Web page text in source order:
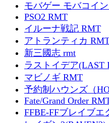
モバゲー モバコイ
PSO2 RMT
イルーナ戦記 RMT
アトランティカ
新三國志 rmt
ラストイデア(LAST
マビノギ RMT
予約制ハウンズ（
Fate/Grand Order
FFBE-FFブレイブ